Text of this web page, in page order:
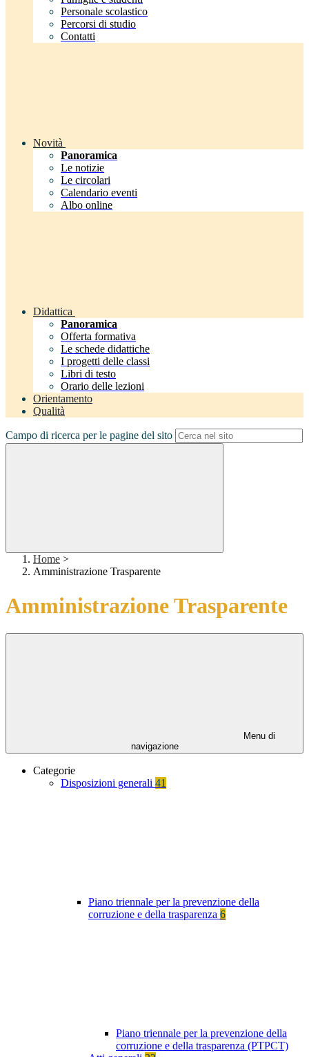
Personale scolastico
Percorsi di studio
Contatti
Novità
Panoramica
Le notizie
Le circolari
Calendario eventi
Albo online
Didattica
Panoramica
Offerta formativa
Le schede didattiche
I progetti delle classi
Libri di testo
Orario delle lezioni
Orientamento
Qualità
Campo di ricerca per le pagine del sito
Home >
Amministrazione Trasparente
Amministrazione Trasparente
Menu di
navigazione
Categorie
Disposizioni generali 41
Piano triennale per la prevenzione della
corruzione e della trasparenza 6
Piano triennale per la prevenzione della
corruzione e della trasparenza (PTPCT)